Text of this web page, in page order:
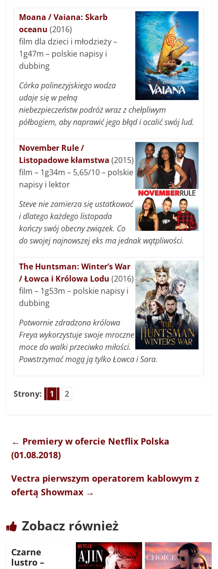
Moana / Vaiana: Skarb
oceanu (2016)
film dla dzieci i młodzieży –
1g47m – polskie napisy i
dubbing
Córka polinezyjskiego wodza
udaje się w pełną
niebezpieczeństw podróż wraz z chełpliwym
półbogiem, aby naprawić jego błąd i ocalić swój lud.
November Rule /
Listopadowe kłamstwa (2015)
film – 1g34m – 5,65/10 – polskie
napisy i lektor
Steve nie zamierza się ustatkować
i dlatego każdego listopada
kończy swój obecny związek. Co
do swojej najnowszej eks ma jednak wątpliwości.
The Huntsman: Winter’s War
/ Łowca i Królowa Lodu (2016)
film – 1g53m – polskie napisy i
dubbing
Potwornie zdradzona królowa
Freya wykorzystuje swoje mroczne
moce do walki przeciwko miłości.
Powstrzymać mogą ją tylko Łowca i Sara.
Strony: 1 2
← Premiery w ofercie Netflix Polska
(01.08.2018)
Vectra pierwszym operatorem kablowym z
ofertą Showmax →
Zobacz również
Czarne
lustro –